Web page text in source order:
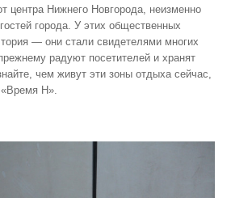
центра Нижнего Новгорода, неизменно
города. У этих общественных
— они стали свидетелями многих
радуют посетителей и хранят
чем живут эти зоны отдыха сейчас,
Н».